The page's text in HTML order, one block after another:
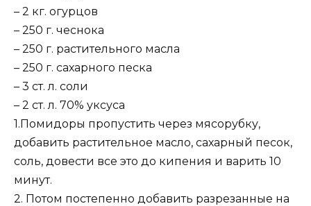
– 2 кг. огурцов
– 250 г. чеснока
– 250 г. растительного масла
– 250 г. сахарного песка
– 3 ст. л. соли
– 2 ст. л. 70% уксуса
1.Помидоры пропустить через мясорубку,
добавить растительное масло, сахарный песок,
соль, довести все это до кипения и варить 10
минут.
2. Потом постепенно добавить разрезанные на